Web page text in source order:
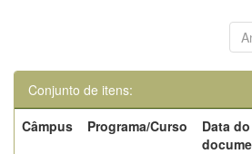
Conjunto de itens:
Câmpus
Programa/Curso
Data do